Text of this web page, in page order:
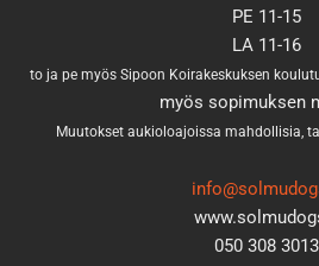
PE 11-15
LA 11-16
to ja pe myös Sipoon Koirakeskuksen
myös sopimuksen
Muutokset aukioloajoissa mahdollisia,
050 308 3013